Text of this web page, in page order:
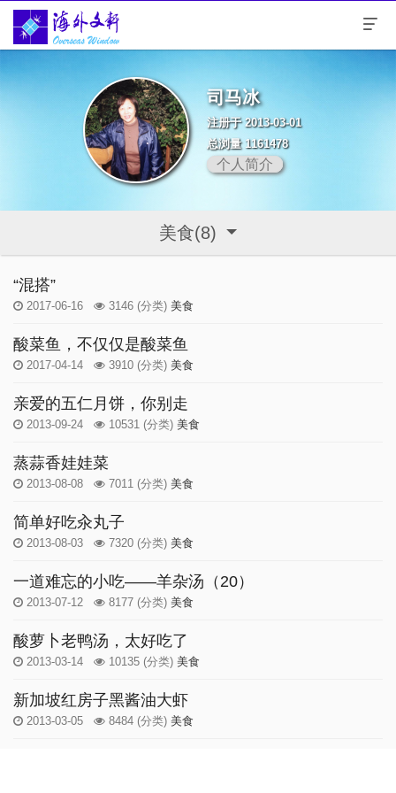
司马冰
注册于 2013-03-01
总浏量 1161478
个人简介
美食(8)
“混搭”
2017-06-16 3146 (分类) 美食
酸菜鱼，不仅仅是酸菜鱼
2017-04-14 3910 (分类) 美食
亲爱的五仁月饼，你别走
2013-09-24 10531 (分类) 美食
蒸蒜香娃娃菜
2013-08-08 7011 (分类) 美食
简单好吃汆丸子
2013-08-03 7320 (分类) 美食
一道难忘的小吃——羊杂汤（20）
2013-07-12 8177 (分类) 美食
酸萝卜老鸭汤，太好吃了
2013-03-14 10135 (分类) 美食
新加坡红房子黑酱油大虾
2013-03-05 8484 (分类) 美食